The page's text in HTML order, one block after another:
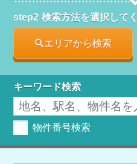
step2 検索方法を選択して
エリアから検索
キーワード検索
物件番号検索